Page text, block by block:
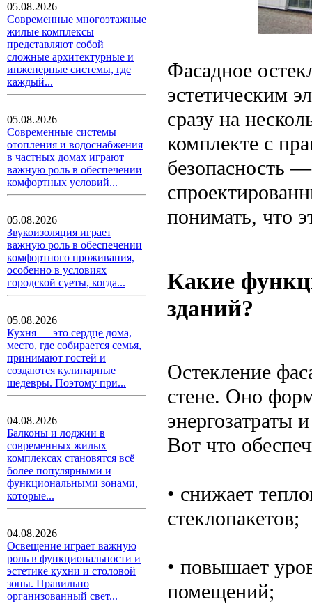
05.08.2026
Современные многоэтажные
жилые комплексы
представляют собой
сложные архитектурные и
инженерные системы, где
каждый...
05.08.2026
Современные системы
отопления и водоснабжения
в частных домах играют
важную роль в обеспечении
комфортных условий...
05.08.2026
Звукоизоляция играет
важную роль в обеспечении
комфортного проживания,
особенно в условиях
городской суеты, когда...
05.08.2026
Кухня — это сердце дома,
место, где собирается семья,
принимают гостей и
создаются кулинарные
шедевры. Поэтому при...
04.08.2026
Балконы и лоджии в
современных жилых
комплексах становятся всё
более популярными и
функциональными зонами,
которые...
04.08.2026
Освещение играет важную
роль в функциональности и
эстетике кухни и столовой
зоны. Правильно
организованный свет...
Фасадное
эстетическим
сразу на
комплекте с
безопасность
понимать, что
Какие
зданий?
Остекление
стене. Оно
энергозатраты
Вот что
• снижает
стеклопакетов;
• повышает
помещений;